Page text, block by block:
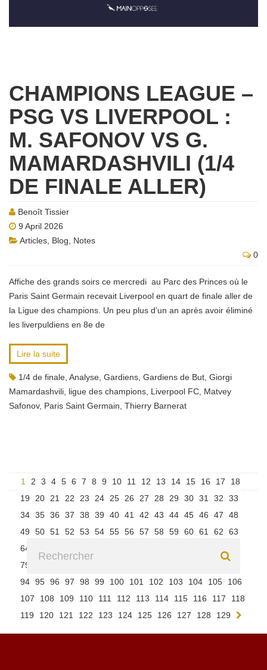
CHAMPIONS LEAGUE –
PSG VS LIVERPOOL :
M. SAFONOV VS G.
MAMARDASHVILI (1/4
DE FINALE ALLER)
Benoît Tissier
9 April 2026
Articles Blog
Notes
0
Affiche des grands soirs ce mercredi au Parc des Princes où le
Paris Saint Germain recevait Liverpool en quart de finale aller de
la Ligue des champions. Un peu plus d’un an après avoir éliminé
les liverpuldiens en 8e de
Lire la suite
1/4 de finale Analyse Gardiens Gardiens de But Giorgi
Mamardashvili ligue des champions Liverpool FC Matvey
Safonov, Paris Saint Germain Thierry Barnerat
1 2 3 4 5 6 7 8 9 10 11 12 13 14 15 16 17
18
19
20 21 22 23 24 25 26 27 28 29 30 31 32
33
34 35 36 37 38 39 40 41 42 43 44 45 46 47
48
49
50 51 52 53 54 55 56 57 58 59 60 61 62
63
64
79
94 95 96 97 98 99 100 101 102 103 104 105
106
107
108 109 110 111 112 113 114 115 116 117
118
119
120 121 122 123 124 125 126 127 128 129